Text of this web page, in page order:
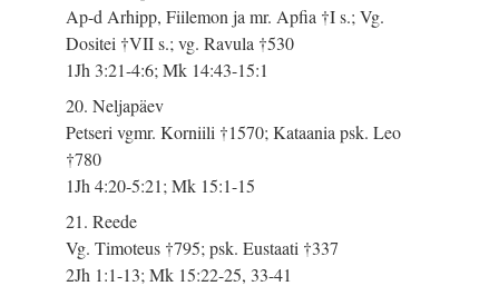
Ap-d Arhipp, Fiilemon ja mr. Apfia †I s.; Vg.
Dositei †VII s.; vg. Ravula †530
1Jh 3:21-4:6; Mk 14:43-15:1
20. Neljapäev
Petseri vgmr. Korniili †1570; Kataania psk. Leo
†780
1Jh 4:20-5:21; Mk 15:1-15
21. Reede
Vg. Timoteus †795; psk. Eustaati †337
2Jh 1:1-13; Mk 15:22-25, 33-41